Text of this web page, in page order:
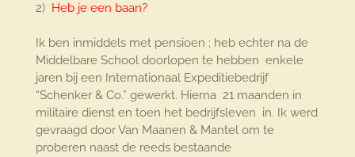
2) Heb je een baan?
Ik ben inmiddels met pensioen ; heb echter na de
Middelbare School doorlopen te hebben enkele
jaren bij een Internationaal Expeditiebedrijf
“Schenker & Co.” gewerkt. Hierna 21 maanden in
militaire dienst en toen het bedrijfsleven in. Ik werd
gevraagd door Van Maanen & Mantel om te
proberen naast de reeds bestaande